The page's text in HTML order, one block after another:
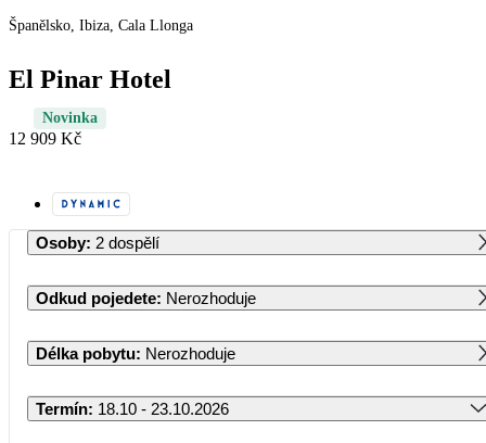
Španělsko, Ibiza, Cala Llonga
El Pinar Hotel
Novinka
12 909 Kč
Osoby: 2 dospělí
Odkud pojedete: Nerozhoduje
Délka pobytu: Nerozhoduje
Termín: 18.10 - 23.10.2026